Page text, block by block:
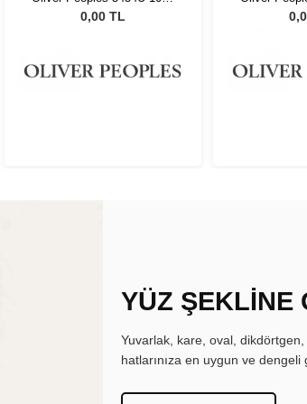
48
0,00 TL
YÜZ ŞEKLİNE
Yuvarlak, kare, oval,
hatlarınıza en uygun ve